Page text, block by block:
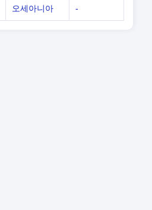
오세아니아 -